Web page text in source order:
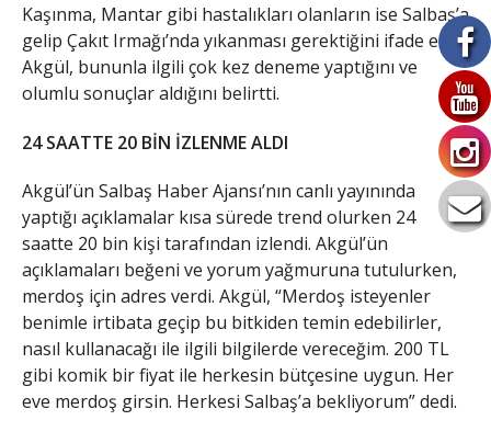
Kaşınma, Mantar gibi hastalıkları olanların ise Salbaş’a
gelip Çakıt Irmağı’nda yıkanması gerektiğini ifade eden
Akgül, bununla ilgili çok kez deneme yaptığını ve
olumlu sonuçlar aldığını belirtti.
24 SAATTE 20 BİN İZLENME ALDI
Akgül’ün Salbaş Haber Ajansı’nın canlı yayınında
yaptığı açıklamalar kısa sürede trend olurken 24
saatte 20 bin kişi tarafından izlendi. Akgül’ün
açıklamaları beğeni ve yorum yağmuruna tutulurken,
merdoş için adres verdi. Akgül, “Merdoş isteyenler
benimle irtibata geçip bu bitkiden temin edebilirler,
nasıl kullanacağı ile ilgili bilgilerde vereceğim. 200 TL
gibi komik bir fiyat ile herkesin bütçesine uygun. Her
eve merdoş girsin. Herkesi Salbaş’a bekliyorum” dedi.